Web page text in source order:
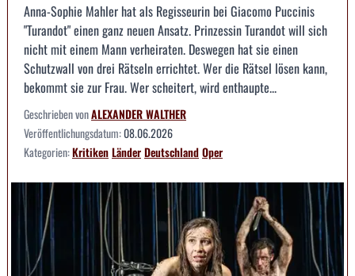
Anna-Sophie Mahler hat als Regisseurin bei Giacomo Puccinis
"Turandot" einen ganz neuen Ansatz. Prinzessin Turandot will sich
nicht mit einem Mann verheiraten. Deswegen hat sie einen
Schutzwall von drei Rätseln errichtet. Wer die Rätsel lösen kann,
bekommt sie zur Frau. Wer scheitert, wird enthaupte...
Geschrieben vonALEXANDER WALTHER
Veröffentlichungsdatum:08.06.2026
Kategorien:KritikenLänderDeutschlandOper